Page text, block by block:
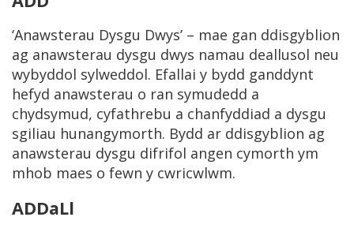
‘Anawsterau Dysgu Dwys’ – mae gan ddisgyblion
ag anawsterau dysgu dwys namau deallusol neu
wybyddol sylweddol. Efallai y bydd ganddynt
hefyd anawsterau o ran symudedd a
chydsymud, cyfathrebu a chanfyddiad a dysgu
sgiliau hunangymorth. Bydd ar ddisgyblion ag
anawsterau dysgu difrifol angen cymorth ym
mhob maes o fewn y cwricwlwm.
ADDaLl